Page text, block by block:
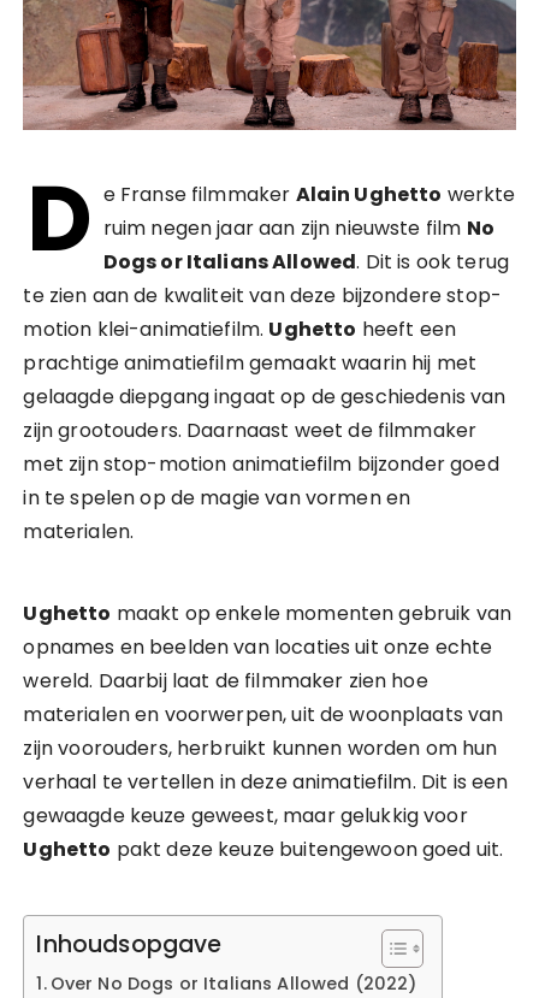
D e Franse filmmaker Alain Ughetto werkte
ruim negen jaar aan zijn nieuwste film No
Dogs or Italians Allowed. Dit is ook terug
te zien aan de kwaliteit van deze bijzondere stop-
motion klei-animatiefilm. Ughetto heeft een
prachtige animatiefilm gemaakt waarin hij met
gelaagde diepgang ingaat op de geschiedenis van
zijn grootouders. Daarnaast weet de filmmaker
met zijn stop-motion animatiefilm bijzonder goed
in te spelen op de magie van vormen en
materialen.
Ughetto maakt op enkele momenten gebruik van
opnames en beelden van locaties uit onze echte
wereld. Daarbij laat de filmmaker zien hoe
materialen en voorwerpen, uit de woonplaats van
zijn voorouders, herbruikt kunnen worden om hun
verhaal te vertellen in deze animatiefilm. Dit is een
gewaagde keuze geweest, maar gelukkig voor
Ughetto pakt deze keuze buitengewoon goed uit.
Inhoudsopgave
Over No Dogs or Italians Allowed (2022)